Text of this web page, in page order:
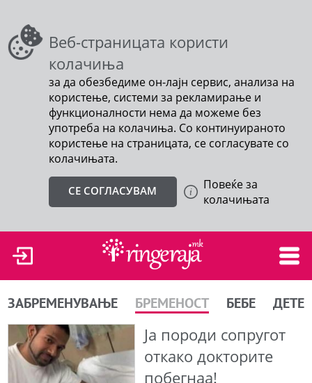
Веб-страницата користи
колачиња
за да обезбедиме он-лајн сервис, анализа на
користење, системи за рекламирање и
функционалности нема да можеме без
употреба на колачиња. Со континуираното
користење на страницата, се согласувате со
колачињата.
СЕ СОГЛАСУВАМ
Повеќе за
колачињата
ЗАБРЕМЕНУВАЊЕ БРЕМЕНОСТ БЕБЕ ДЕТЕ
Ја породи сопругот
откако докторите
побегнаа!